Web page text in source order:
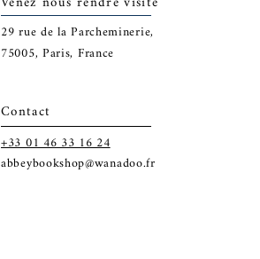
29rue de la Parcheminerie,
75005, Paris, France
Contact
+33 01 46 33 16 24
abbeybookshop@wanadoo.fr